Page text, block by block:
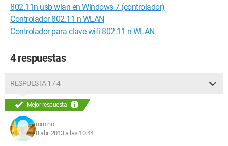
Romain
Configuración:Windows 7 / Chrome 26.0.1410.43
802.11n usb wlan en Windows 7 (controlador)
Controlador 802.11 n WLAN
Controlador para clave wifi 802.11 n WLAN
4 respuestas
RESPUESTA 1 / 4
Mejor respuesta
romino
8 abr. 2013 a las 10:44